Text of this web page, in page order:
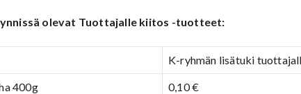
olevat Tuottajalle kiitos -tuotteet:
K-ryhmän lisätuki
400g 0,10 €